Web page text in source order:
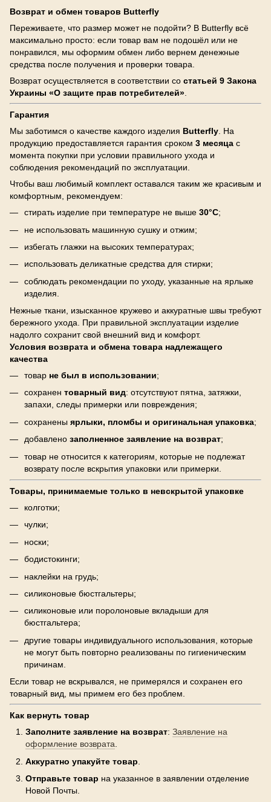
Возврат и обмен товаров Butterfly
Переживаете, что размер может не подойти? В Butterfly всё
максимально просто: если товар вам не подошёл или не
понравился, мы оформим обмен либо вернем денежные
средства после получения и проверки товара.
Возврат осуществляется в соответствии со статьей 9 Закона
Украины «О защите прав потребителей»
Гарантия
Мы заботимся о качестве каждого изделия Butterfly . На
продукцию предоставляется гарантия сроком 3 месяца с
момента покупки при условии правильного ухода и
соблюдения рекомендаций по эксплуатации.
Чтобы ваш любимый комплект оставался таким же красивым и
комфортным, рекомендуем:
стирать изделие при температуре не выше 30°C;
не использовать машинную сушку и отжим;
избегать глажки на высоких температурах;
использовать деликатные средства для стирки;
соблюдать рекомендации по уходу, указанные на ярлыке
изделия.
Нежные ткани, изысканное кружево и аккуратные швы требуют
бережного ухода. При правильной эксплуатации изделие
надолго сохранит свой внешний вид и комфорт.
Условия возврата и обмена товара надлежащего
качества
товар не был в использовании;
сохранен товарный вид: отсутствуют пятна, затяжки,
запахи, следы примерки или повреждения;
сохранены ярлыки, пломбы и оригинальная упаковка;
добавлено заполненное заявление на возврат;
товар не относится к категориям, которые не подлежат
возврату после вскрытия упаковки или примерки.
Товары, принимаемые только в невскрытой упаковке
колготки;
чулки;
носки;
бодистокинги;
наклейки на грудь;
силиконовые бюстгальтеры;
силиконовые или поролоновые вкладыши для
бюстгальтера;
другие товары индивидуального использования, которые
не могут быть повторно реализованы по гигиеническим
причинам.
Если товар не вскрывался, не примерялся и сохранен его
товарный вид, мы примем его без проблем.
Как вернуть товар
Заполните заявление на возврат: Заявление на
оформление возврата
Аккуратно упакуйте товар
Отправьте товар на указанное в заявлении отделение
Новой Почты.